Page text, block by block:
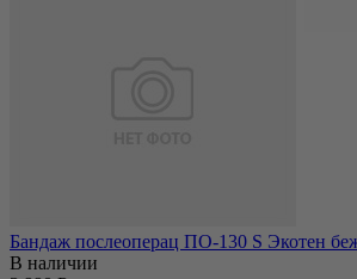
Бандаж послеоперац ПО-130 S Экотен
В наличии